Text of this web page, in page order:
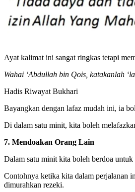
Ayat kalimat ini sangat ringkas tetapi
Wahai ‘Abdullah bin Qois, katakanlah
Hadis Riwayat Bukhari
Bayangkan dengan lafaz mudah ini, ia
Di dalam satu minit, kita boleh
7. Mendoakan Orang Lain
Dalam satu minit kita boleh berdoa
Contohnya ketika kita dalam perjalanan
dimurahkan rezeki.